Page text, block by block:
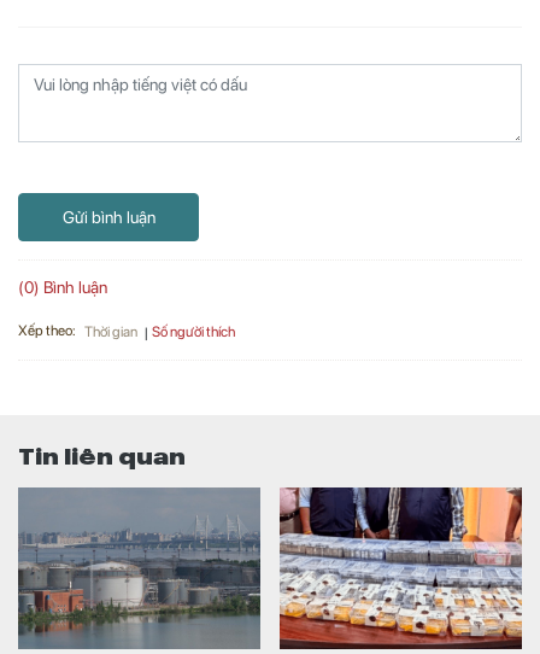
Gửi bình luận
(0) Bình luận
Xếp theo: Thời gian Số người thích
Tin liên quan